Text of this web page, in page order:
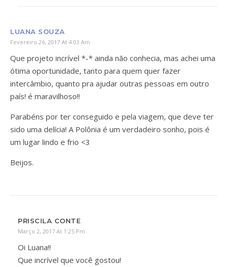
LUANA SOUZA
Fevereiro 26, 2017 At 4:03 Am
Que projeto incrível *-* ainda não conhecia, mas achei uma
ótima oportunidade, tanto para quem quer fazer
intercâmbio, quanto pra ajudar outras pessoas em outro
país! é maravilhoso!!
Parabéns por ter conseguido e pela viagem, que deve ter
sido uma delícia! A Polônia é um verdadeiro sonho, pois é
um lugar lindo e frio <3
Beijos.
PRISCILA CONTE
Março 2, 2017 At 1:25 Pm
Oi Luana!!
Que incrível que você gostou!